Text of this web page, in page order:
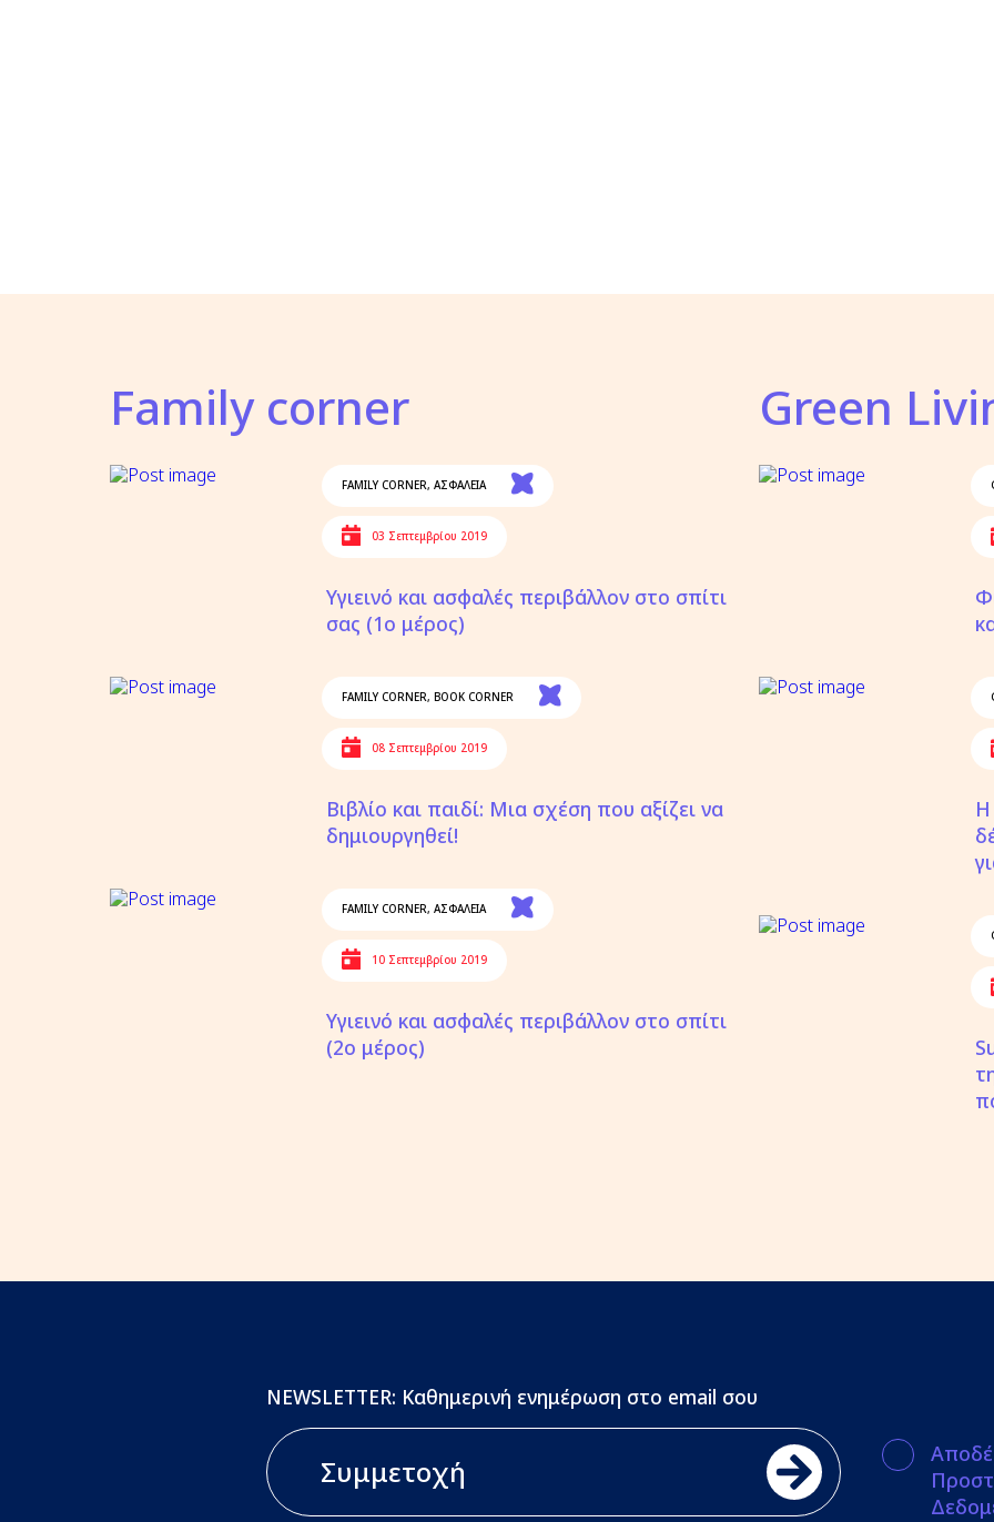
Family corner
FAMILY CORNER,ΑΣΦΑΛΕΙΑ
03 Σεπτεμβρίου 2019
Υγιεινό και ασφαλές περιβάλλον στο σπίτι
σας (1ο μέρος)
FAMILY CORNER, BOOK CORNER
08 Σεπτεμβρίου 2019
Βιβλίο και παιδί: Μια σχέση που αξίζει να
δημιουργηθεί!
FAMILY CORNER,ΑΣΦΑΛΕΙΑ
10 Σεπτεμβρίου 2019
Υγιεινό και ασφαλές περιβάλλον στο σπίτι
(2ο μέρος)
Green
Η
NEWSLETTER: Καθημερινή ενημέρωση στο email σου